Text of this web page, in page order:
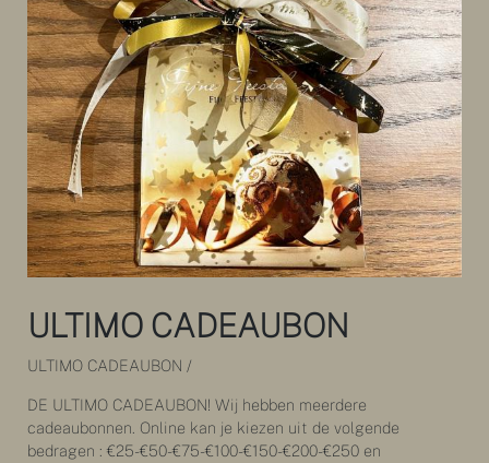
ULTIMO CADEAUBON
ULTIMO CADEAUBON /
DE ULTIMO CADEAUBON! Wij hebben meerdere
cadeaubonnen. Online kan je kiezen uit de volgende
bedragen : €25-€50-€75-€100-€150-€200-€250 en